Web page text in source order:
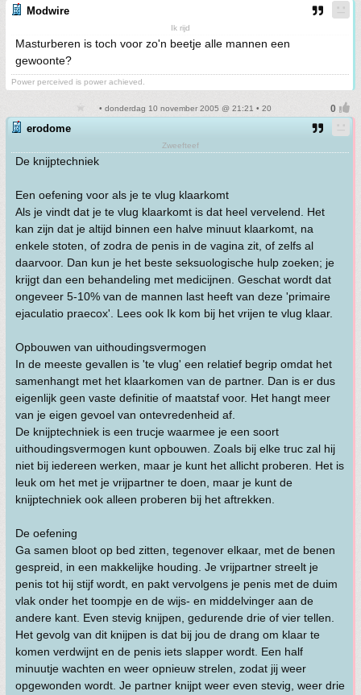
Modwire
Ik rijd
Masturberen is toch voor zo'n beetje alle mannen een
gewoonte?
Power perceived is power achieved.
• donderdag 10 november 2005 @ 21:21 • 20
erodome
Zweefteef
De knijptechniek
Een oefening voor als je te vlug klaarkomt
Als je vindt dat je te vlug klaarkomt is dat heel vervelend. Het
kan zijn dat je altijd binnen een halve minuut klaarkomt, na
enkele stoten, of zodra de penis in de vagina zit, of zelfs al
daarvoor. Dan kun je het beste seksuologische hulp zoeken; je
krijgt dan een behandeling met medicijnen. Geschat wordt dat
ongeveer 5-10% van de mannen last heeft van deze 'primaire
ejaculatio praecox'. Lees ook Ik kom bij het vrijen te vlug klaar.
Opbouwen van uithoudingsvermogen
In de meeste gevallen is 'te vlug' een relatief begrip omdat het
samenhangt met het klaarkomen van de partner. Dan is er dus
eigenlijk geen vaste definitie of maatstaf voor. Het hangt meer
van je eigen gevoel van ontevredenheid af.
De knijptechniek is een trucje waarmee je een soort
uithoudingsvermogen kunt opbouwen. Zoals bij elke truc zal hij
niet bij iedereen werken, maar je kunt het allicht proberen. Het is
leuk om het met je vrijpartner te doen, maar je kunt de
knijptechniek ook alleen proberen bij het aftrekken.
De oefening
Ga samen bloot op bed zitten, tegenover elkaar, met de benen
gespreid, in een makkelijke houding. Je vrijpartner streelt je
penis tot hij stijf wordt, en pakt vervolgens je penis met de duim
vlak onder het toompje en de wijs- en middelvinger aan de
andere kant. Even stevig knijpen, gedurende drie of vier tellen.
Het gevolg van dit knijpen is dat bij jou de drang om klaar te
komen verdwijnt en de penis iets slapper wordt. Een half
minuutje wachten en weer opnieuw strelen, zodat jij weer
opgewonden wordt. Je partner knijpt weer even stevig, weer drie